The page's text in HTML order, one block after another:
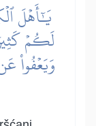
يَٰٓأَهۡلَ
لَكُمۡ
وَيَعۡفُواْ